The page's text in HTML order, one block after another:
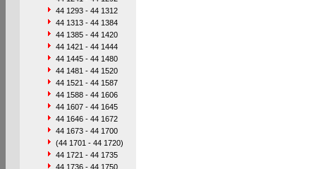
44 1293 - 44 1312
44 1313 - 44 1384
44 1385 - 44 1420
44 1421 - 44 1444
44 1445 - 44 1480
44 1481 - 44 1520
44 1521 - 44 1587
44 1588 - 44 1606
44 1607 - 44 1645
44 1646 - 44 1672
44 1673 - 44 1700
(44 1701 - 44 1720)
44 1721 - 44 1735
44 1736 - 44 1750